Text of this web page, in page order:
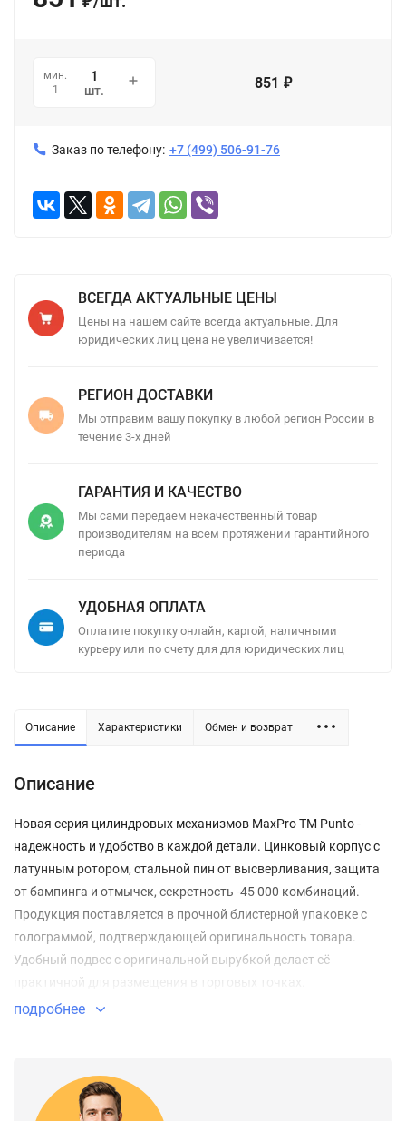
мин.
1
шт. 851 ₽
Заказ по телефону: +7 (499) 506-91-76
ВСЕГДА АКТУАЛЬНЫЕ ЦЕНЫ
Цены на нашем сайте всегда актуальные. Для
юридических лиц цена не увеличивается!
РЕГИОН ДОСТАВКИ
Мы отправим вашу покупку в любой регион России в
течение 3-х дней
ГАРАНТИЯ И КАЧЕСТВО
Мы сами передаем некачественный товар
производителям на всем протяжении гарантийного
периода
УДОБНАЯ ОПЛАТА
Оплатите покупку онлайн, картой, наличными
курьеру или по счету для для юридических лиц
Описание Характеристики Обмен и возврат
Описание
Новая серия цилиндровых механизмов MaxPro TM Punto -
надежность и удобство в каждой детали. Цинковый корпус с
латунным ротором, стальной пин от высверливания, защита
от бампинга и отмычек, секретность -45 000 комбинаций.
Продукция поставляется в прочной блистерной упаковке с
голограммой, подтверждающей оригинальность товара.
Удобный подвес с оригинальной вырубкой делает её
практичной для размещения в торговых точках.
Дополнительное преимущество - линейка на упаковке,
ударопрочным пластиковым покрытием, что обеспечивает
удобное использование и быструю идентификацию.
подробнее